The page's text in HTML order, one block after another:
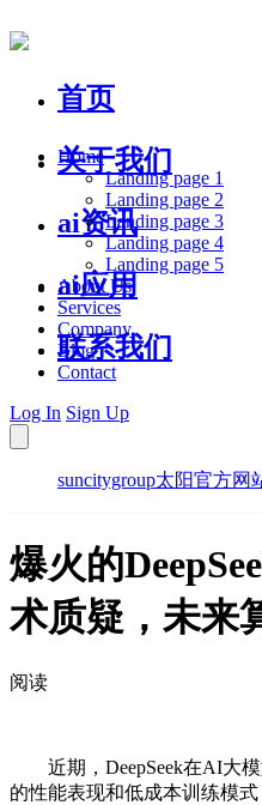
首页
关于我们
ai资讯
ai应用
联系我们
Home
Landing page 1
Landing page 2
Landing page 3
Landing page 4
Landing page 5
About Us
Services
Company
Blog
Contact
Log In Sign Up
suncitygroup太阳官方网
爆火的
术质疑，未来
阅读
近期，DeepSeek在AI大模
的性能表现和低成本训练模